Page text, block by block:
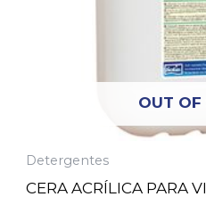
OUT OF
Detergentes
CERA ACRÍLICA PARA